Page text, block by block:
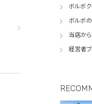
ボルボ
ボルボ
当店か
経営者